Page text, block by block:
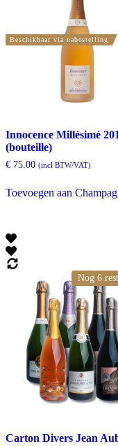
Beschikbaar via nabestelling
Innocence Millésimé
(bouteille)
€ 75.00 (incl BTW/VAT)
Toevoegen aan
Nog 6
Carton Divers Jean